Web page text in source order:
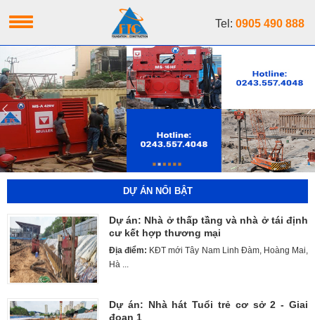
Tel: 0905 490 888
DỰ ÁN NỔI BẬT
Dự án: Nhà ở thấp tầng và nhà ở tái định
cư kết hợp thương mại
Địa điểm: KĐT mới Tây Nam Linh Đàm, Hoàng Mai,
Hà ...
Dự án: Nhà hát Tuổi trẻ cơ sở 2 - Giai
đoạn 1